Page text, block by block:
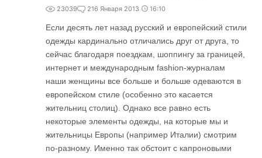
23039 216 Января 2013 16:10
Если десять лет назад русский и европейский стили
одежды кардинально отличались друг от друга, то
сейчас благодаря поездкам, шоппингу за границей,
интернет и международным fashion-журналам
наши женщины все больше и больше одеваются в
европейском стиле (особенно это касается
жительниц столиц). Однако все равно есть
некоторые элементы одежды, на которые мы и
жительницы Европы (например Италии) смотрим
по-разному. Именно так обстоит с капроновыми